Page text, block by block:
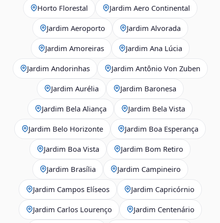
Horto Florestal Jardim Aero Continental
Jardim Aeroporto Jardim Alvorada
Jardim Amoreiras Jardim Ana Lúcia
Jardim Andorinhas Jardim Antônio Von Zuben
Jardim Aurélia Jardim Baronesa
Jardim Bela Aliança Jardim Bela Vista
Jardim Belo Horizonte Jardim Boa Esperança
Jardim Boa Vista Jardim Bom Retiro
Jardim Brasília Jardim Campineiro
Jardim Campos Elíseos Jardim Capricórnio
Jardim Carlos Lourenço Jardim Centenário